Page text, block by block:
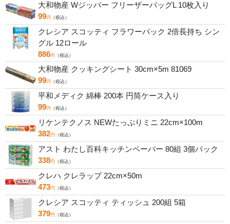
大和物産 Wジッパー フリーザーバッグL 10枚入り
99円 （税込）
クレシア スコッティ フラワーパック 2倍長持ち シン
グル 12ロール
886円 （税込）
大和物産 クッキングシート 30cm×5m 81069
99円 （税込）
平和メディク 綿棒 200本 円筒ケース入り
99円 （税込）
リケンテクノス NEWたっぷりミニ 22cm×100m
382円 （税込）
アスト わたし百科キッチンペーパー 80組 3個パック
338円 （税込）
クレハ クレラップ 22cm×50m
473円 （税込）
クレシア スコッティ ティッシュ 200組 5箱
379円 （税込）